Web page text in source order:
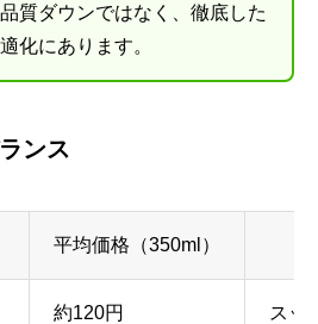
質ダウンではなく、徹底した
化にあります。
ンス
平均価格（350ml）
約120円 スッ